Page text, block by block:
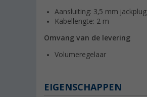
Aansluiting: 3,5 mm jackplug
Kabellengte: 2 m
Omvang van de levering
Volumeregelaar
EIGENSCHAPPEN